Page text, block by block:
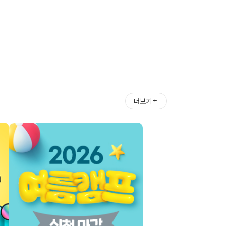
더보기 ＋